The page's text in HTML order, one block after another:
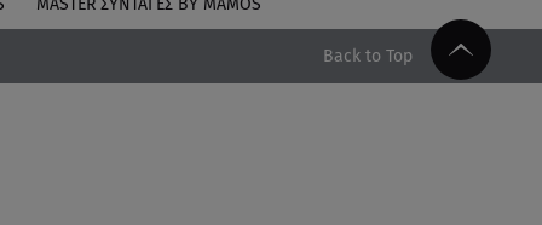
MASTER ΣΥΝΤΑΓΈΣ BY MAMOS
Back to Top